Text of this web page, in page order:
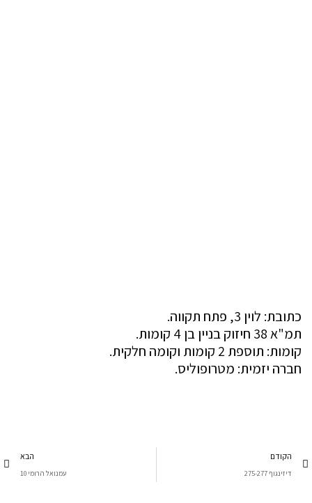
כתובת: לוין 3, פתח תקווה.
תמ"א 38 חיזוק בניין בן 4 קומות.
קומות: תוספת 2 קומות וקומה חלקית.
חברה יזמית: מטרופוליס.
הקודם
דיזינגוף 275-277
הבא
עמנואל הרומי 10